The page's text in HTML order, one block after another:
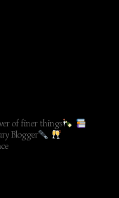
of finer things
Blogger